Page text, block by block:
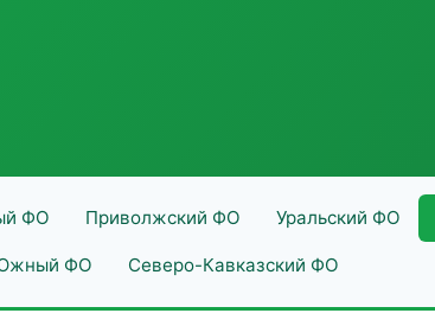
ФО Приволжский ФО Уральский ФО
ФО Северо-Кавказский ФО